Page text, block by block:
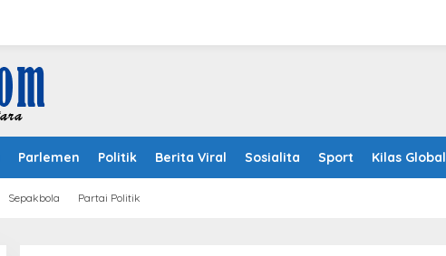
Parlemen Politik Berita Viral Sosialita Sport Kilas Global
Sepakbola Partai Politik